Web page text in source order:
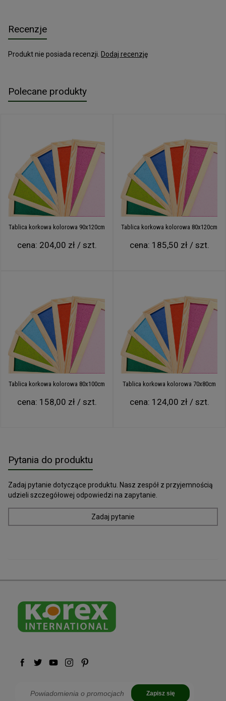
Recenzje
Produkt nie posiada recenzji. Dodaj recenzję
Polecane produkty
Tablica korkowa kolorowa 90x120cm
cena: 204,00 zł / szt.
Tablica korkowa kolorowa 80x120cm
cena: 185,50 zł / szt.
Tablica korkowa kolorowa 80x100cm
cena: 158,00 zł / szt.
Tablica korkowa kolorowa 70x80cm
cena: 124,00 zł / szt.
Pytania do produktu
Zadaj pytanie dotyczące produktu. Nasz zespół z przyjemnością
udzieli szczegółowej odpowiedzi na zapytanie.
Zadaj pytanie
Zapisz się